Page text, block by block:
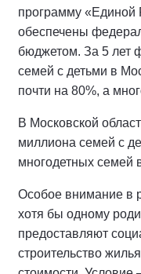
программу «Единой
обеспечены
бюджетом. За 5 лет
семей с детьми в
почти на 80%, а
В Московской
миллиона семей с
многодетных семей
Особое внимание в
хотя бы одному
предоставляют
строительство